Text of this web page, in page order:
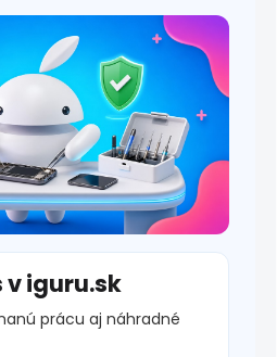
v iguru.sk
prácu aj náhradné